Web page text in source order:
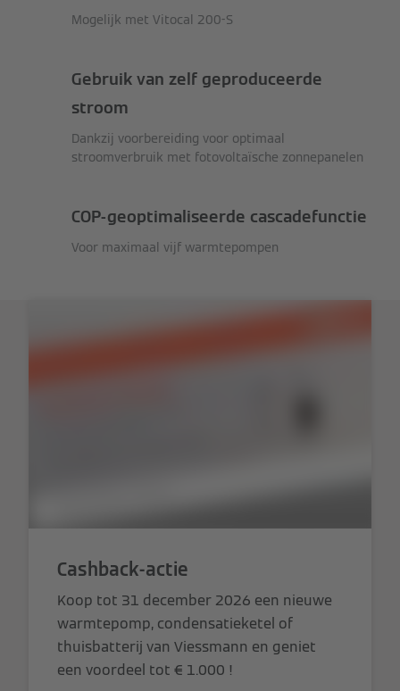
Mogelijk met Vitocal 200-S
Gebruik van zelf geproduceerde
stroom
Dankzij voorbereiding voor optimaal
stroomverbruik met fotovoltaïsche zonnepanelen
COP-geoptimaliseerde cascadefunctie
Voor maximaal vijf warmtepompen
Cashback-actie
Koop tot 31 december 2026 een nieuwe
warmtepomp, condensatieketel of
thuisbatterij van Viessmann en geniet
een voordeel tot € 1.000 !